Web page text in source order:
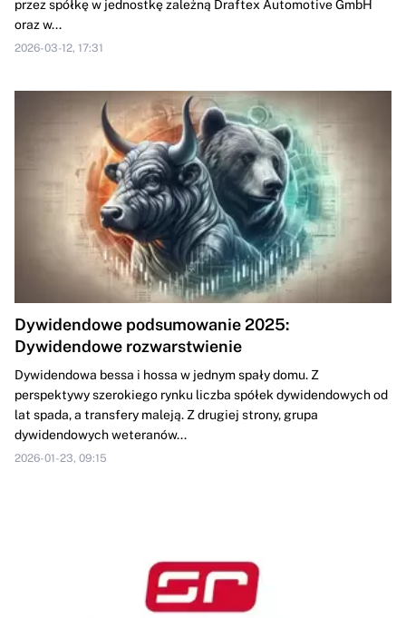
przez spółkę w jednostkę zależną Draftex Automotive GmbH
oraz w...
2026-03-12, 17:31
Dywidendowe podsumowanie 2025:
Dywidendowe rozwarstwienie
Dywidendowa bessa i hossa w jednym spały domu. Z
perspektywy szerokiego rynku liczba spółek dywidendowych od
lat spada, a transfery maleją. Z drugiej strony, grupa
dywidendowych weteranów...
2026-01-23, 09:15